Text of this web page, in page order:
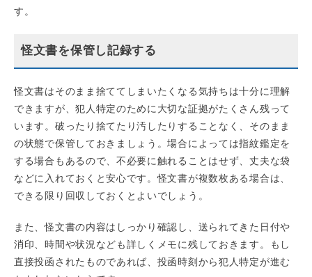
す。
怪文書を保管し記録する
怪文書はそのまま捨ててしまいたくなる気持ちは十分に理解
できますが、犯人特定のために大切な証拠がたくさん残って
います。破ったり捨てたり汚したりすることなく、そのまま
の状態で保管しておきましょう。場合によっては指紋鑑定を
する場合もあるので、不必要に触れることはせず、丈夫な袋
などに入れておくと安心です。怪文書が複数枚ある場合は、
できる限り回収しておくとよいでしょう。
また、怪文書の内容はしっかり確認し、送られてきた日付や
消印、時間や状況なども詳しくメモに残しておきます。もし
直接投函されたものであれば、投函時刻から犯人特定が進む